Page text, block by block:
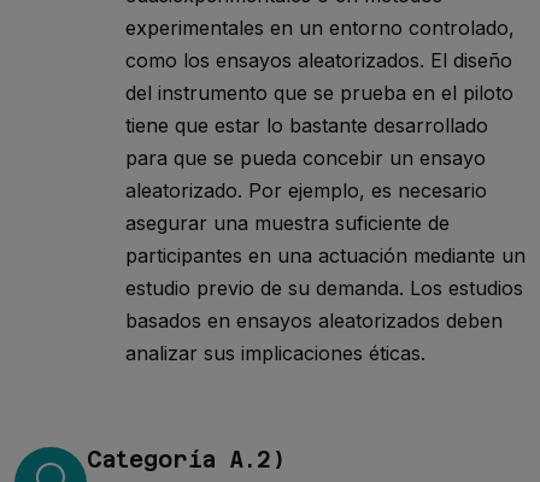
experimentales en un entorno controlado,
como los ensayos aleatorizados. El diseño
del instrumento que se prueba en el piloto
tiene que estar lo bastante desarrollado
para que se pueda concebir un ensayo
aleatorizado. Por ejemplo, es necesario
asegurar una muestra suficiente de
participantes en una actuación mediante un
estudio previo de su demanda. Los estudios
basados en ensayos aleatorizados deben
analizar sus implicaciones éticas.
Categoría A.2)